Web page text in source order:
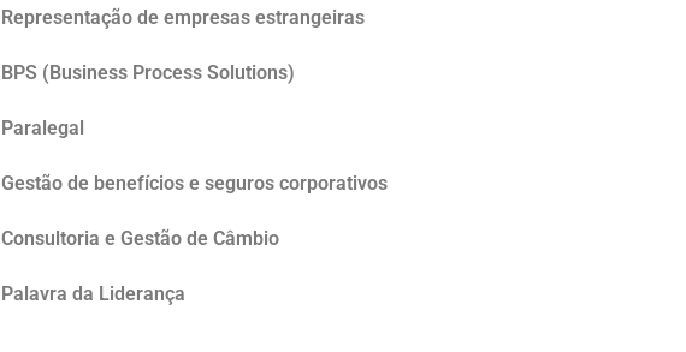
Representação de empresas estrangeiras
BPS (Business Process Solutions)
Paralegal
Gestão de benefícios e seguros corporativos
Consultoria e Gestão de Câmbio
Palavra da Liderança